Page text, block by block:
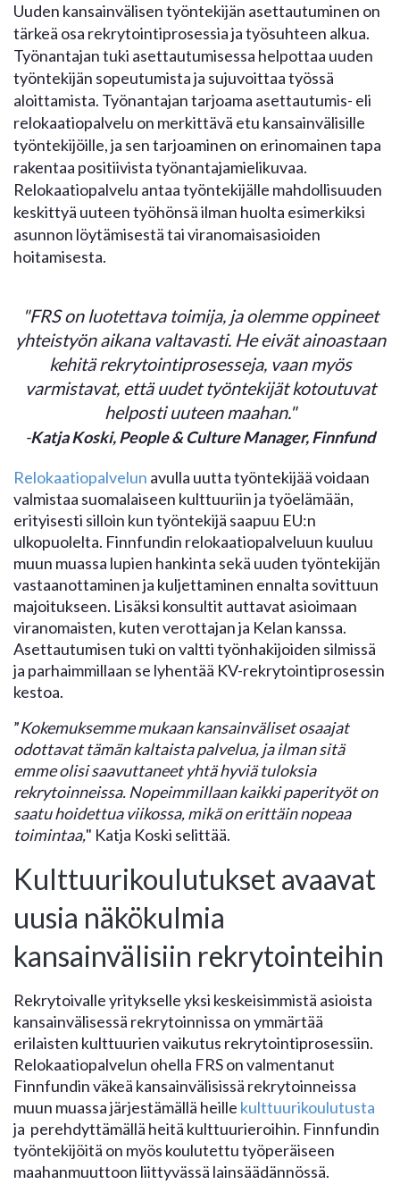
Uuden kansainvälisen työntekijän asettautuminen on
tärkeä osa rekrytointiprosessia ja työsuhteen alkua.
Työnantajan tuki asettautumisessa helpottaa uuden
työntekijän sopeutumista ja sujuvoittaa työssä
aloittamista. Työnantajan tarjoama asettautumis- eli
relokaatiopalvelu on merkittävä etu kansainvälisille
työntekijöille, ja sen tarjoaminen on erinomainen tapa
rakentaa positiivista työnantajamielikuvaa.
Relokaatiopalvelu antaa työntekijälle mahdollisuuden
keskittyä uuteen työhönsä ilman huolta esimerkiksi
asunnon löytämisestä tai viranomaisasioiden
hoitamisesta.
"FRS on luotettava toimija, ja olemme oppineet
yhteistyön aikana valtavasti. He eivät ainoastaan
kehitä rekrytointiprosesseja, vaan myös
varmistavat, että uudet työntekijät kotoutuvat
helposti uuteen maahan."
-Katja Koski, People & Culture Manager, Finnfund
Relokaatiopalvelun avulla uutta työntekijää voidaan
valmistaa suomalaiseen kulttuuriin ja työelämään,
erityisesti silloin kun työntekijä saapuu EU:n
ulkopuolelta. Finnfundin relokaatiopalveluun kuuluu
muun muassa lupien hankinta sekä uuden työntekijän
vastaanottaminen ja kuljettaminen ennalta sovittuun
majoitukseen. Lisäksi konsultit auttavat asioimaan
viranomaisten, kuten verottajan ja Kelan kanssa.
Asettautumisen tuki on valtti työnhakijoiden silmissä
ja parhaimmillaan se lyhentää KV-rekrytointiprosessin
kestoa.
”Kokemuksemme mukaan kansainväliset osaajat
odottavat tämän kaltaista palvelua, ja ilman sitä
emme olisi saavuttaneet yhtä hyviä tuloksia
rekrytoinneissa. Nopeimmillaan kaikki paperityöt on
saatu hoidettua viikossa, mikä on erittäin nopeaa
toimintaa," Katja Koski selittää.
Kulttuurikoulutukset avaavat
uusia näkökulmia
kansainvälisiin rekrytointeihin
Rekrytoivalle yritykselle yksi keskeisimmistä asioista
kansainvälisessä rekrytoinnissa on ymmärtää
erilaisten kulttuurien vaikutus rekrytointiprosessiin.
Relokaatiopalvelun ohella FRS on valmentanut
Finnfundin väkeä kansainvälisissä rekrytoinneissa
muun muassa järjestämällä heille kulttuurikoulutusta
ja perehdyttämällä heitä kulttuurieroihin. Finnfundin
työntekijöitä on myös koulutettu työperäiseen
maahanmuuttoon liittyvässä lainsäädännössä.